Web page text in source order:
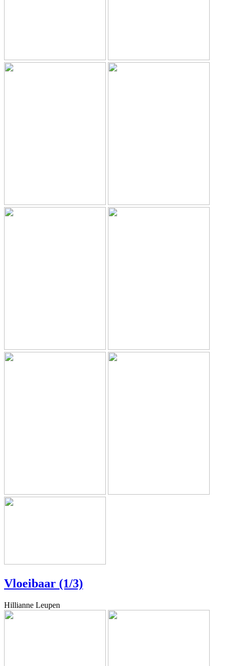
Vloeibaar (1/3)
Hillianne Leupen